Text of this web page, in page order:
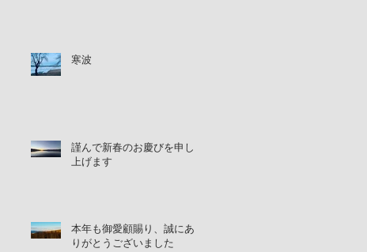
寒波
謹んで新春のお慶びを申し
上げます
本年も御愛顧賜り、誠にあ
りがとうございました